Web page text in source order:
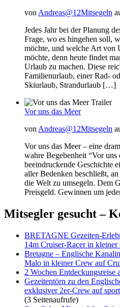
von Andreas@12Mitsegeln
Jedes Jahr bei der Planung
Frage, wo es hingehen soll,
möchte, und welche Art von
möchte, denn heute findet
Urlaub zu machen. Diese
Familienurlaub, einer Rad-
Skiurlaub, Strandurlaub […]
Vor uns das Meer
von Andreas@12Mitsegeln
Vor uns das Meer – eine
wahre Begebenheit “Vor uns
beeindruckende Geschichte
aller Bedenken beschließt,
die Welt zu umsegeln. Dem
Preisgeld. Gewinnen um
Mitsegler gesucht –
BRETAGNE Gezeiten-
14m Cruiser-Racer in kleiner
Bretagne – Englische
Malo in kleiner Crew auf
2 Wochen Entdeckungsreise
Gezeitentörn zu den
exklusiver 2er-Crew auf
(3 Seitenaufrufe)